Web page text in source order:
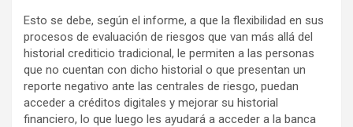
Esto se debe, según el informe, a que la flexibilidad en sus
procesos de evaluación de riesgos que van más allá del
historial crediticio tradicional, le permiten a las personas
que no cuentan con dicho historial o que presentan un
reporte negativo ante las centrales de riesgo, puedan
acceder a créditos digitales y mejorar su historial
financiero, lo que luego les ayudará a acceder a la banca